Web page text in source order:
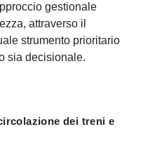
gestionale
attraverso il
strumento prioritario
sia decisionale.
dei treni e